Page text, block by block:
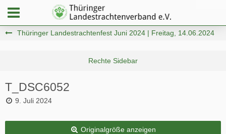
Thüringer Landestrachtenfest Juni 2024 | Freitag, 14.06.2024
T_DSC6052
9. Juli 2024
Originalgröße anzeigen